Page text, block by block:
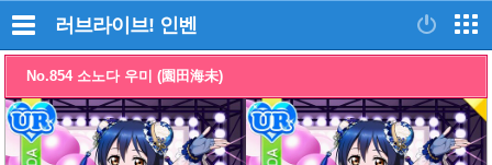
러브라이브! 인벤
No.854 소노다 우미 (園田海未)